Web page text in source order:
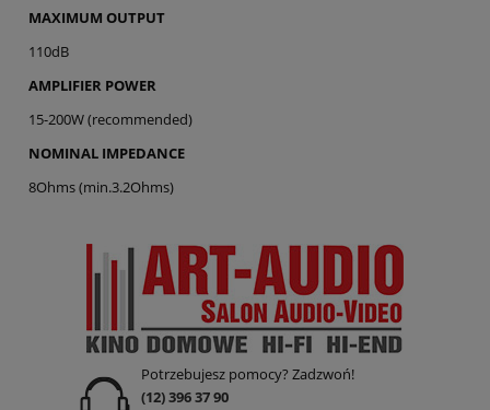
MAXIMUM OUTPUT
110dB
AMPLIFIER POWER
15-200W (recommended)
NOMINAL IMPEDANCE
8Ohms (min.3.2Ohms)
Potrzebujesz pomocy? Zadzwoń!
(12) 396 37 90